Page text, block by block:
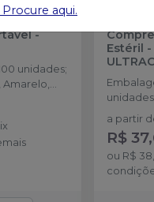
-
unidades;
Amarelo,
Misto.
Estéril
a partir
R$
ou R$
aqui.